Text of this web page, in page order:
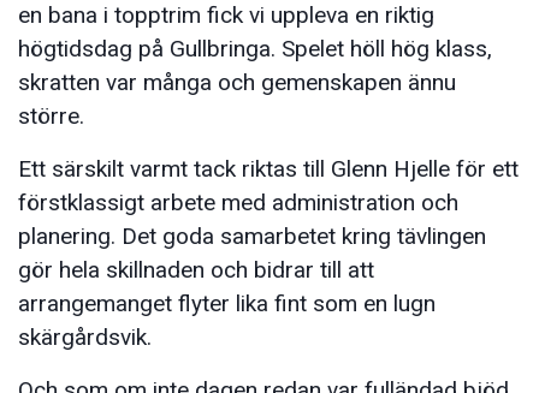
en bana i topptrim fick vi uppleva en riktig
högtidsdag på Gullbringa. Spelet höll hög klass,
skratten var många och gemenskapen ännu
större.
Ett särskilt varmt tack riktas till Glenn Hjelle för ett
förstklassigt arbete med administration och
planering. Det goda samarbetet kring tävlingen
gör hela skillnaden och bidrar till att
arrangemanget flyter lika fint som en lugn
skärgårdsvik.